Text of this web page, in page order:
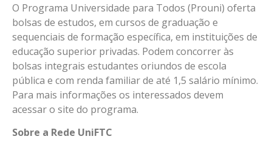
O Programa Universidade para Todos (Prouni) oferta
bolsas de estudos, em cursos de graduação e
sequenciais de formação específica, em instituições de
educação superior privadas. Podem concorrer às
bolsas integrais estudantes oriundos de escola
pública e com renda familiar de até 1,5 salário mínimo.
Para mais informações os interessados devem
acessar o site do programa.
Sobre a Rede UniFTC